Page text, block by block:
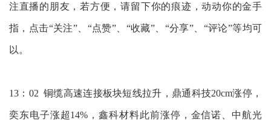
注直播的朋友，若方便，请留下你的痕迹，动动你的金手
指，点击“关注”、“点赞”、“收藏”、“分享”、“评论”等均可
以。
13：02 铜缆高速连接板块短线拉升，鼎通科技20cm涨停，
奕东电子涨超14%，鑫科材料此前涨停，金信诺、中航光